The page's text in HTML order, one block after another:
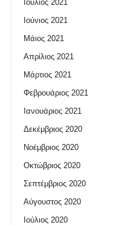
Ιούλιος 2021
Ιούνιος 2021
Μάιος 2021
Απρίλιος 2021
Μάρτιος 2021
Φεβρουάριος 2021
Ιανουάριος 2021
Δεκέμβριος 2020
Νοέμβριος 2020
Οκτώβριος 2020
Σεπτέμβριος 2020
Αύγουστος 2020
Ιούλιος 2020